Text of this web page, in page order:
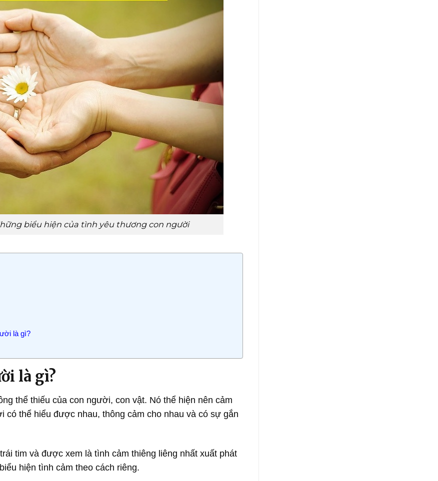
biểu hiện của tình yêu thương con người
là gì?
là gì?
thể thiếu của con người, con vật. Nó thể hiện nên cảm
thể hiểu được nhau, thông cảm cho nhau và có sự gắn
tim và được xem là tình cảm thiêng liêng nhất xuất phát
hiện tình cảm theo cách riêng.